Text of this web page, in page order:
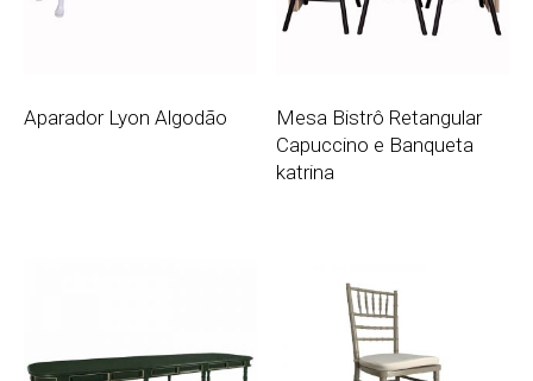
Aparador Lyon Algodão
Mesa Bistrô Retangular
Capuccino e Banqueta
katrina